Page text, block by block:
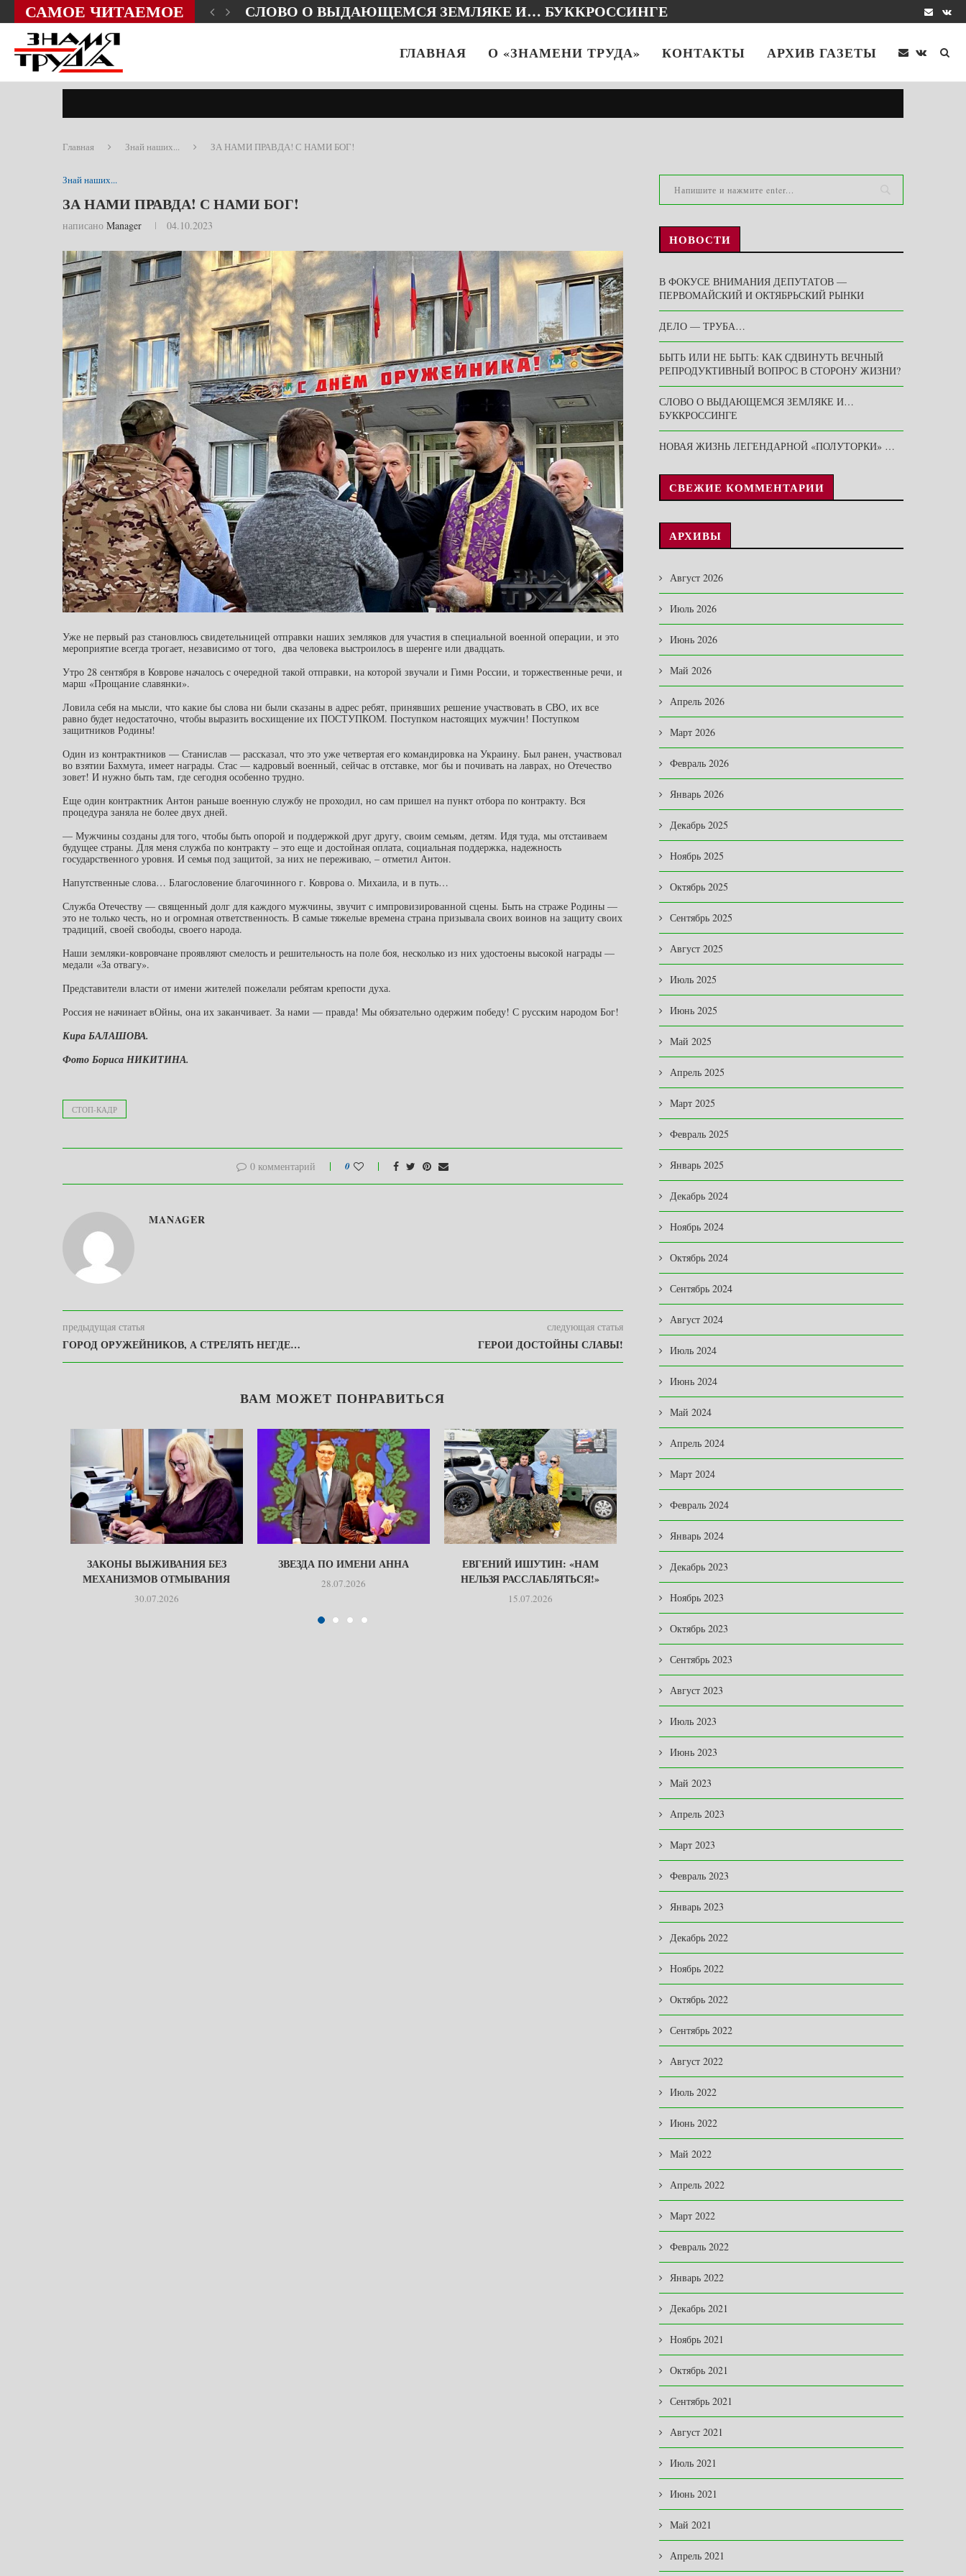
САМОЕ ЧИТАЕМОЕ СЛОВО О ВЫДАЮЩЕМСЯ ЗЕМЛЯКЕ И… БУККРОССИНГЕ
ГЛАВНАЯ О «ЗНАМЕНИ ТРУДА» КОНТАКТЫ АРХИВ ГАЗЕТЫ
Главная Знай наших... ЗА НАМИ ПРАВДА! С НАМИ БОГ!
Знай наших...
ЗА НАМИ ПРАВДА! С НАМИ БОГ!
написано Manager 04.10.2023
Уже не первый раз становлюсь свидетельницей отправки наших земляков для участия в специальной военной операции, и это
мероприятие всегда трогает, независимо от того, два человека выстроилось в шеренге или двадцать.
Утро 28 сентября в Коврове началось с очередной такой отправки, на которой звучали и Гимн России, и торжественные речи, и
марш «Прощание славянки».
Ловила себя на мысли, что какие бы слова ни были сказаны в адрес ребят, принявших решение участвовать в СВО, их все
равно будет недостаточно, чтобы выразить восхищение их ПОСТУПКОМ. Поступком настоящих мужчин! Поступком
защитников Родины!
Один из контрактников — Станислав — рассказал, что это уже четвертая его командировка на Украину. Был ранен, участвовал
во взятии Бахмута, имеет награды. Стас — кадровый военный, сейчас в отставке, мог бы и почивать на лаврах, но Отечество
зовет! И нужно быть там, где сегодня особенно трудно.
Еще один контрактник Антон раньше военную службу не проходил, но сам пришел на пункт отбора по контракту. Вся
процедура заняла не более двух дней.
— Мужчины созданы для того, чтобы быть опорой и поддержкой друг другу, своим семьям, детям. Идя туда, мы отстаиваем
будущее страны. Для меня служба по контракту – это еще и достойная оплата, социальная поддержка, надежность
государственного уровня. И семья под защитой, за них не переживаю, – отметил Антон.
Напутственные слова… Благословение благочинного г. Коврова о. Михаила, и в путь…
Служба Отечеству — священный долг для каждого мужчины, звучит с импровизированной сцены. Быть на страже Родины —
это не только честь, но и огромная ответственность. В самые тяжелые времена страна призывала своих воинов на защиту своих
традиций, своей свободы, своего народа.
Наши земляки-ковровчане проявляют смелость и решительность на поле боя, несколько из них удостоены высокой награды —
медали «За отвагу».
Представители власти от имени жителей пожелали ребятам крепости духа.
Россия не начинает вОйны, она их заканчивает. За нами — правда! Мы обязательно одержим победу! С русским народом Бог!
Кира БАЛАШОВА.
Фото Бориса НИКИТИНА.
СТОП-КАДР
0 комментарий 0
MANAGER
предыдущая статья
ГОРОД ОРУЖЕЙНИКОВ, А СТРЕЛЯТЬ НЕГДЕ…
следующая статья
ГЕРОИ ДОСТОЙНЫ СЛАВЫ!
ВАМ МОЖЕТ ПОНРАВИТЬСЯ
ЗАКОНЫ ВЫЖИВАНИЯ БЕЗ
МЕХАНИЗМОВ ОТМЫВАНИЯ
30.07.2026
ЗВЕЗДА ПО ИМЕНИ АННА
28.07.2026
ЕВГЕНИЙ ИШУТИН: «НАМ
НЕЛЬЗЯ РАССЛАБЛЯТЬСЯ!»
15.07.2026
ВРАЖЕСКИЕ ДРОНЫ
ЗАПУТЫВАЮТСЯ В СЕТЯХ
СВОИМИ «КРЫЛЫШКАМИ» …
09.07.2026
ВСЕ-ТАКИ МАЛОВАТО…
НОВОСТИ
В ФОКУСЕ ВНИМАНИЯ ДЕПУТАТОВ —
ПЕРВОМАЙСКИЙ И ОКТЯБРЬСКИЙ РЫНКИ
ДЕЛО — ТРУБА…
БЫТЬ ИЛИ НЕ БЫТЬ: КАК СДВИНУТЬ ВЕЧНЫЙ
РЕПРОДУКТИВНЫЙ ВОПРОС В СТОРОНУ ЖИЗНИ?
СЛОВО О ВЫДАЮЩЕМСЯ ЗЕМЛЯКЕ И…
БУККРОССИНГЕ
НОВАЯ ЖИЗНЬ ЛЕГЕНДАРНОЙ «ПОЛУТОРКИ» …
СВЕЖИЕ КОММЕНТАРИИ
АРХИВЫ
Август 2026
Июль 2026
Июнь 2026
Май 2026
Апрель 2026
Март 2026
Февраль 2026
Январь 2026
Декабрь 2025
Ноябрь 2025
Октябрь 2025
Сентябрь 2025
Август 2025
Июль 2025
Июнь 2025
Май 2025
Апрель 2025
Март 2025
Февраль 2025
Январь 2025
Декабрь 2024
Ноябрь 2024
Октябрь 2024
Сентябрь 2024
Август 2024
Июль 2024
Июнь 2024
Май 2024
Апрель 2024
Март 2024
Февраль 2024
Январь 2024
Декабрь 2023
Ноябрь 2023
Октябрь 2023
Сентябрь 2023
Август 2023
Июль 2023
Июнь 2023
Май 2023
Апрель 2023
Март 2023
Февраль 2023
Январь 2023
Декабрь 2022
Ноябрь 2022
Октябрь 2022
Сентябрь 2022
Август 2022
Июль 2022
Июнь 2022
Май 2022
Апрель 2022
Март 2022
Февраль 2022
Январь 2022
Декабрь 2021
Ноябрь 2021
Октябрь 2021
Сентябрь 2021
Август 2021
Июль 2021
Июнь 2021
Май 2021
Апрель 2021